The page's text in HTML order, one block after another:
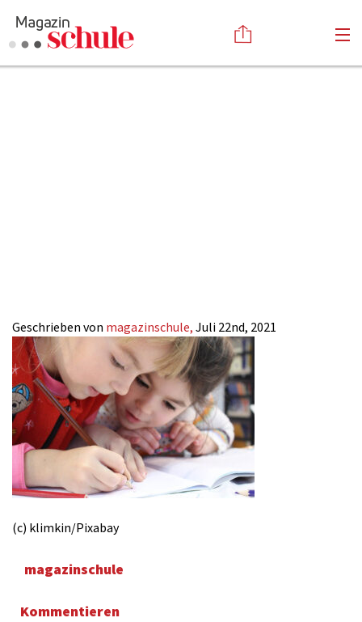
Geschrieben von magazinschule, Juli 22nd, 2021
(c) klimkin/Pixabay
magazinschule
Kommentieren